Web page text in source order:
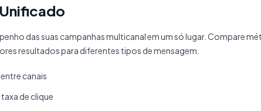
das suas campanhas multicanal em um só lugar. Compare
resultados para diferentes tipos de mensagem.
canais
de clique